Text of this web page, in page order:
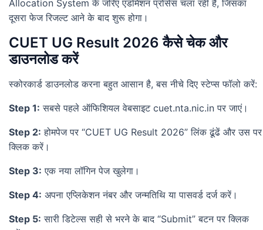
Allocation System के जरिए एडमिशन प्रोसेस चला रही है, जिसका
दूसरा फेज रिजल्ट आने के बाद शुरू होगा।
CUET UG Result 2026 कैसे चेक और
डाउनलोड करें
स्कोरकार्ड डाउनलोड करना बहुत आसान है, बस नीचे दिए स्टेप्स फॉलो करें:
Step 1: सबसे पहले ऑफिशियल वेबसाइट cuet.nta.nic.in पर जाएं।
Step 2: होमपेज पर “CUET UG Result 2026” लिंक ढूंढें और उस पर
क्लिक करें।
Step 3: एक नया लॉगिन पेज खुलेगा।
Step 4: अपना एप्लिकेशन नंबर और जन्मतिथि या पासवर्ड दर्ज करें।
Step 5: सारी डिटेल्स सही से भरने के बाद “Submit” बटन पर क्लिक